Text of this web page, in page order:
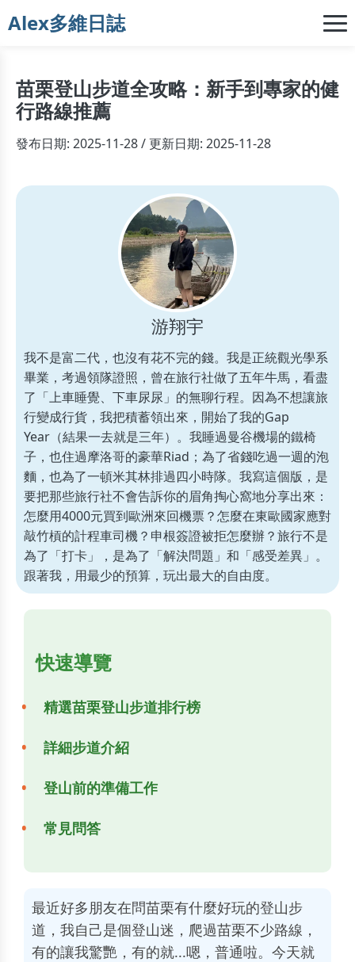
Alex多維日誌
苗栗登山步道全攻略：新手到專家的健
行路線推薦
發布日期: 2025-11-28 / 更新日期: 2025-11-28
游翔宇
我不是富二代，也沒有花不完的錢。我是正統觀光學系
畢業，考過領隊證照，曾在旅行社做了五年牛馬，看盡
了「上車睡覺、下車尿尿」的無聊行程。因為不想讓旅
行變成行貨，我把積蓄領出來，開始了我的Gap
Year（結果一去就是三年）。我睡過曼谷機場的鐵椅
子，也住過摩洛哥的豪華Riad；為了省錢吃過一週的泡
麵，也為了一頓米其林排過四小時隊。我寫這個版，是
要把那些旅行社不會告訴你的眉角掏心窩地分享出來：
怎麼用4000元買到歐洲來回機票？怎麼在東歐國家應對
敲竹槓的計程車司機？申根簽證被拒怎麼辦？旅行不是
為了「打卡」，是為了「解決問題」和「感受差異」。
跟著我，用最少的預算，玩出最大的自由度。
快速導覽
精選苗栗登山步道排行榜
詳細步道介紹
登山前的準備工作
常見問答
最近好多朋友在問苗栗有什麼好玩的登山步
道，我自己是個登山迷，爬過苗栗不少路線，
有的讓我驚艷，有的就...嗯，普通啦。今天就